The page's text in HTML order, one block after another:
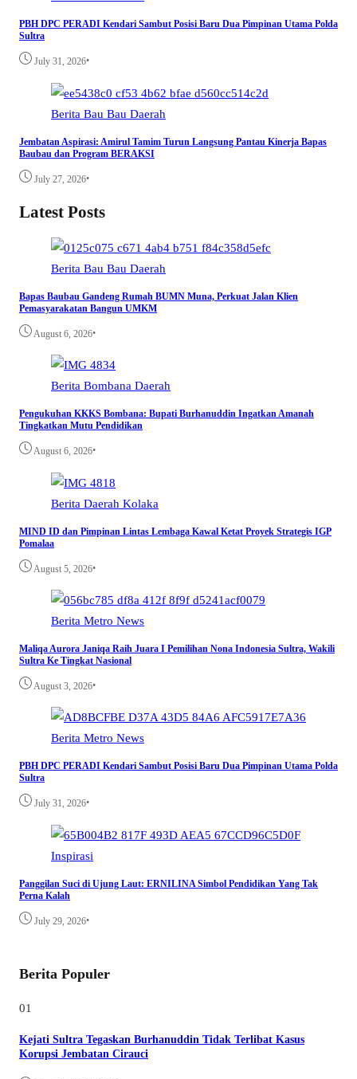
PBH DPC PERADI Kendari Sambut Posisi Baru Dua Pimpinan Utama Polda
Sultra
July 31, 2026•
Berita Bau Bau Daerah
Jembatan Aspirasi: Amirul Tamim Turun Langsung Pantau Kinerja Bapas
Baubau dan Program BERAKSI
July 27, 2026•
Latest Posts
Berita Bau Bau Daerah
Bapas Baubau Gandeng Rumah BUMN Muna, Perkuat Jalan Klien
Pemasyarakatan Bangun UMKM
August 6, 2026•
Berita Bombana Daerah
Pengukuhan KKKS Bombana: Bupati Burhanuddin Ingatkan Amanah
Tingkatkan Mutu Pendidikan
August 6, 2026•
Berita Daerah Kolaka
MIND ID dan Pimpinan Lintas Lembaga Kawal Ketat Proyek Strategis IGP
Pomalaa
August 5, 2026•
Berita Metro News
Maliqa Aurora Janiqa Raih Juara I Pemilihan Nona Indonesia Sultra, Wakili
Sultra Ke Tingkat Nasional
August 3, 2026•
Berita Metro News
PBH DPC PERADI Kendari Sambut Posisi Baru Dua Pimpinan Utama Polda
Sultra
July 31, 2026•
Inspirasi
Panggilan Suci di Ujung Laut: ERNILINA Simbol Pendidikan Yang Tak
Perna Kalah
July 29, 2026•
Berita Populer
01
Kejati Sultra Tegaskan Burhanuddin Tidak Terlibat Kasus
Korupsi Jembatan Cirauci